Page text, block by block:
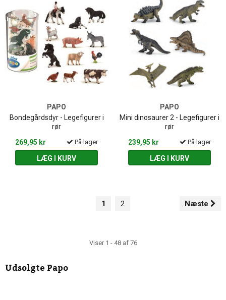
PAPO
Bondegårdsdyr - Legefigurer i
rør
269,95 kr
På lager
LÆG I KURV
PAPO
Mini dinosaurer 2 - Legefigurer i
rør
239,95 kr
På lager
LÆG I KURV
1 2 Næste
Viser 1 - 48 af 76
UdsolgtePapo